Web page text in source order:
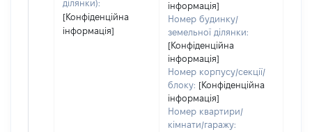
ділянки):
[Конфіденційна
інформація]
інформація]
Номер будинку/
земельної ділянки:
[Конфіденційна
інформація]
Номер корпусу/секції/
блоку: [Конфіденційна
інформація]
Номер квартири/
кімнати/гаражу: